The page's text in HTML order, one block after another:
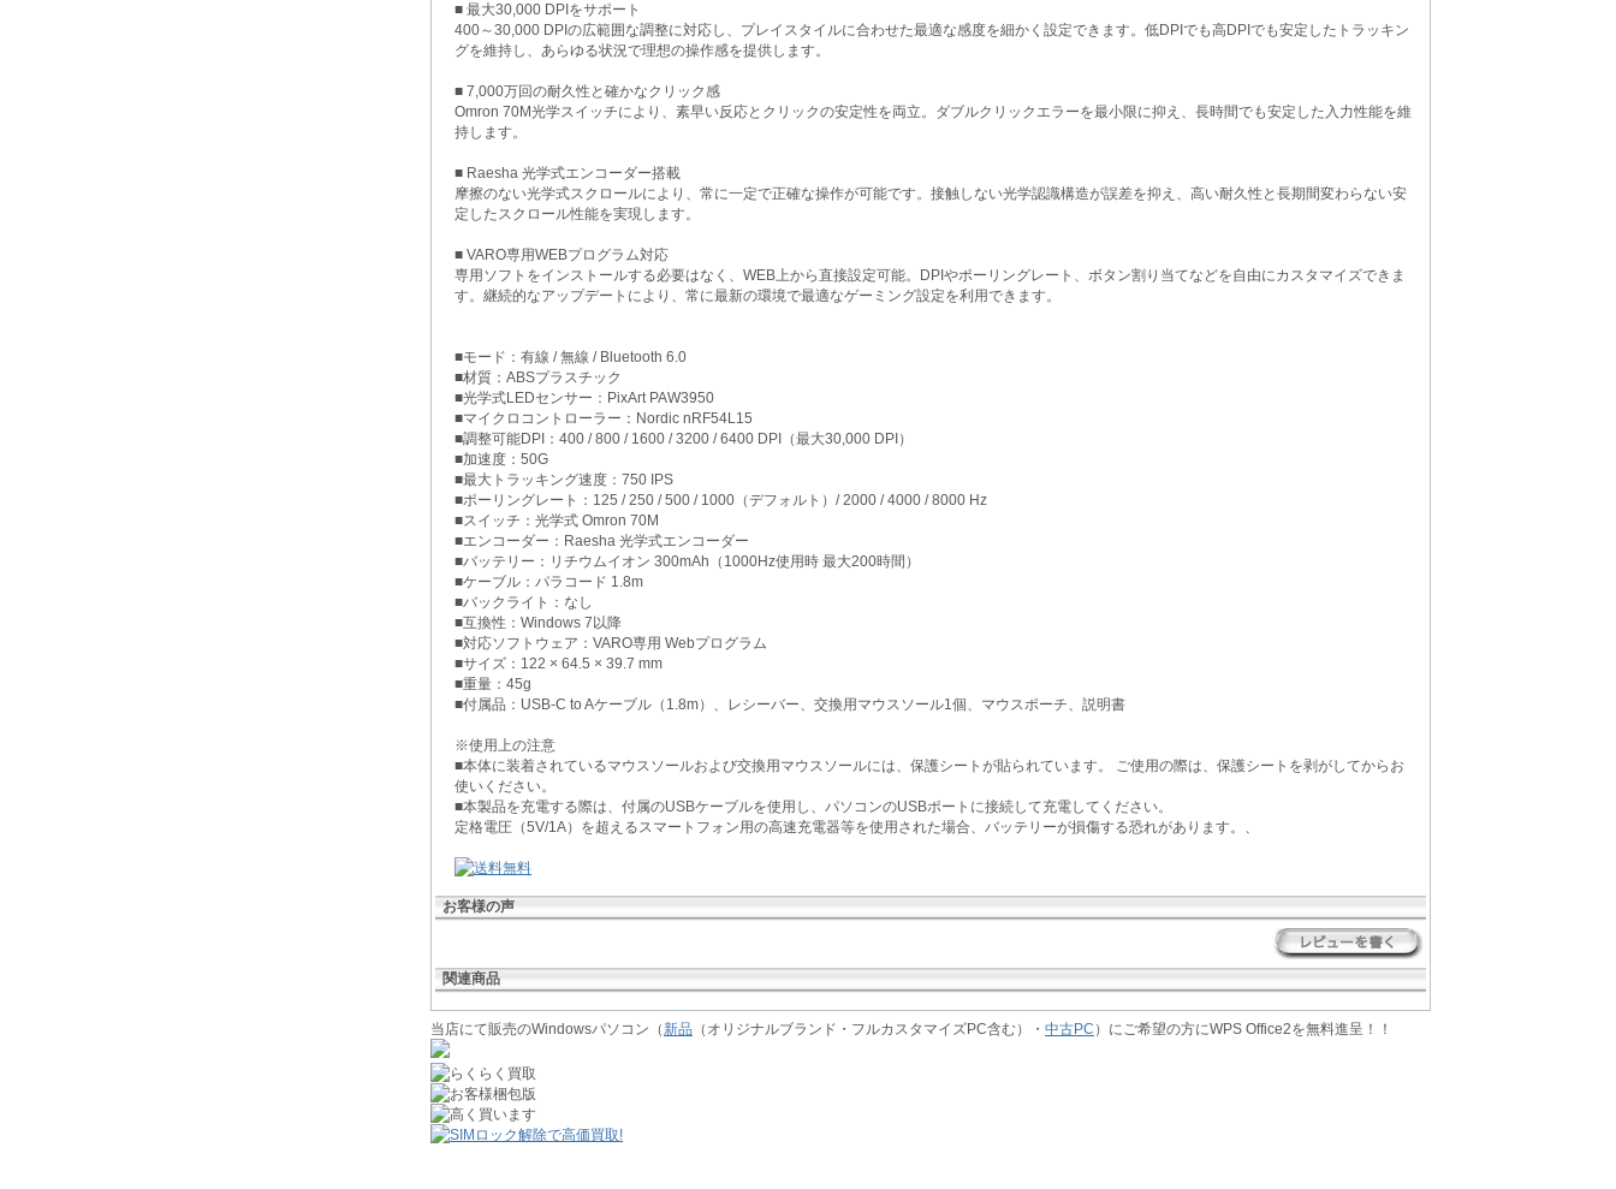
■ 最大30,000 DPIをサポート
400～30,000 DPIの広範囲な調整に対応し、プレイスタイルに合わせた最適な感度を細かく設定できます。低DPIでも高DPIでも安定したトラッキン
グを維持し、あらゆる状況で理想の操作感を提供します。
■ 7,000万回の耐久性と確かなクリック感
Omron 70M光学スイッチにより、素早い反応とクリックの安定性を両立。ダブルクリックエラーを最小限に抑え、長時間でも安定した入力性能を維
持します。
■ Raesha 光学式エンコーダー搭載
摩擦のない光学式スクロールにより、常に一定で正確な操作が可能です。接触しない光学認識構造が誤差を抑え、高い耐久性と長期間変わらない安
定したスクロール性能を実現します。
■ VARO専用WEBプログラム対応
専用ソフトをインストールする必要はなく、WEB上から直接設定可能。DPIやポーリングレート、ボタン割り当てなどを自由にカスタマイズできま
す。継続的なアップデートにより、常に最新の環境で最適なゲーミング設定を利用できます。
■モード：有線 / 無線 / Bluetooth 6.0
■材質：ABSプラスチック
■光学式LEDセンサー：PixArt PAW3950
■マイクロコントローラー：Nordic nRF54L15
■調整可能DPI：400 / 800 / 1600 / 3200 / 6400 DPI（最大30,000 DPI）
■加速度：50G
■最大トラッキング速度：750 IPS
■ポーリングレート：125 / 250 / 500 / 1000（デフォルト）/ 2000 / 4000 / 8000 Hz
■スイッチ：光学式 Omron 70M
■エンコーダー：Raesha 光学式エンコーダー
■バッテリー：リチウムイオン 300mAh（1000Hz使用時 最大200時間）
■ケーブル：パラコード 1.8m
■バックライト：なし
■互換性：Windows 7以降
■対応ソフトウェア：VARO専用 Webプログラム
■サイズ：122 × 64.5 × 39.7 mm
■重量：45g
■付属品：USB-C to Aケーブル（1.8m）、レシーバー、交換用マウスソール1個、マウスポーチ、説明書
※使用上の注意
■本体に装着されているマウスソールおよび交換用マウスソールには、保護シートが貼られています。 ご使用の際は、保護シートを剥がしてからお
使いください。
■本製品を充電する際は、付属のUSBケーブルを使用し、パソコンのUSBポートに接続して充電してください。
定格電圧（5V/1A）を超えるスマートフォン用の高速充電器等を使用された場合、バッテリーが損傷する恐れがあります。、
お客様の声
関連商品
当店にて販売のWindowsパソコン（ 新品 （オリジナルブランド・フルカスタマイズPC含む）・ 中古PC ）にご希望の方にWPS Office2を無料進呈！！